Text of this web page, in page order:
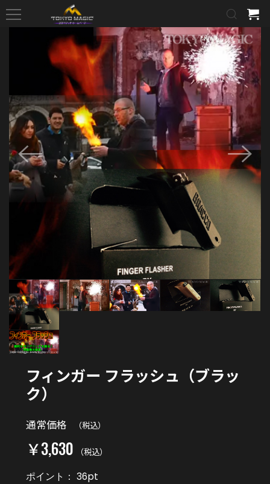
フィンガー フラッシュ（ブラッ
ク）
通常価格 （税込）
￥3,630 （税込）
ポイント： 36pt